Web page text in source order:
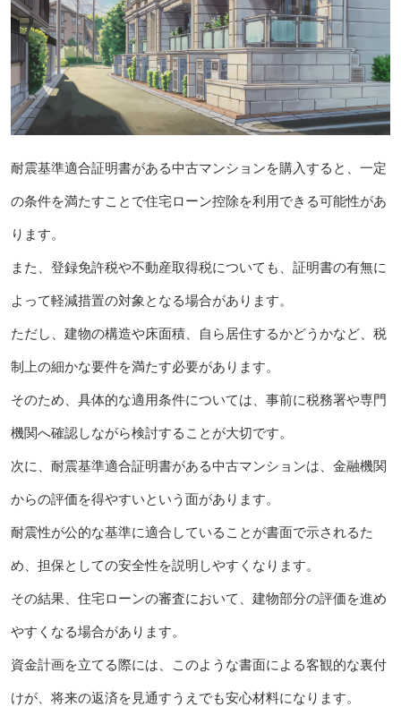
耐震基準適合証明書がある中古マンションを購入すると、一定
の条件を満たすことで住宅ローン控除を利用できる可能性があ
ります。
また、登録免許税や不動産取得税についても、証明書の有無に
よって軽減措置の対象となる場合があります。
ただし、建物の構造や床面積、自ら居住するかどうかなど、税
制上の細かな要件を満たす必要があります。
そのため、具体的な適用条件については、事前に税務署や専門
機関へ確認しながら検討することが大切です。
次に、耐震基準適合証明書がある中古マンションは、金融機関
からの評価を得やすいという面があります。
耐震性が公的な基準に適合していることが書面で示されるた
め、担保としての安全性を説明しやすくなります。
その結果、住宅ローンの審査において、建物部分の評価を進め
やすくなる場合があります。
資金計画を立てる際には、このような書面による客観的な裏付
けが、将来の返済を見通すうえでも安心材料になります。